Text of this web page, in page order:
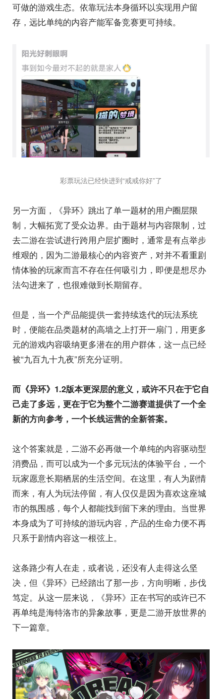
可做的游戏生态。依靠玩法本身循环以实现用户留
存，远比单纯的内容产能军备竞赛更可持续。
彩票玩法已经快进到“戒戒你好”了
另一方面，《异环》跳出了单一题材的用户圈层限
制，大幅拓宽了受众边界。由于题材与内容限制，过
去二游在尝试进行跨用户层扩圈时，通常是有点举步
维艰的，因为二游最核心的内容资产，对并不看重剧
情体验的玩家而言不存在任何吸引力，即便是想尽办
法勾进来了，也很难做到长期留存。
但是，当一个产品能提供一套持续迭代的玩法系统
时，便能在品类题材的高墙之上打开一扇门，用更多
元的游戏内容吸纳更多潜在的用户群体，这一点已经
被“九百九十九夜”所充分证明。
而《异环》 1.2版本更深层的意义，或许不只在于它自
己走了多远，更在于它为整个二游赛道提供了一个全
新的方向参考，一个长线运营的全新答案。
这个答案就是，二游不必再做一个单纯的内容驱动型
消费品，而可以成为一个多元玩法的体验平台，一个
玩家愿意长期栖居的生活空间。在这里，有人为剧情
而来，有人为玩法停留，有人仅仅是因为喜欢这座城
市的氛围感，每个人都能找到留下来的理由。当世界
本身成为了可持续的游玩内容，产品的生命力便不再
只系于剧情内容这一根弦上。
这条路少有人在走，或者说，还没有人走得这么坚
决，但《异环》已经踏出了那一步，方向明晰，步伐
笃定。从这一层来说，《异环》正在书写的或许已不
再单纯是海特洛市的异象故事，更是二游开放世界的
下一篇章。